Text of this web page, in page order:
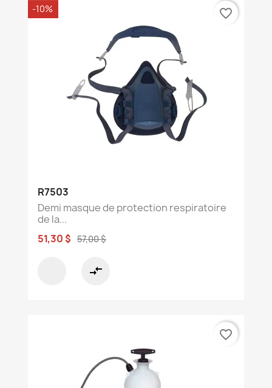
R7503
Demi masque de protection respiratoire
de la...
51,30 $ 57,00 $
compare_arrows
-10% favorite_border
favorite_border